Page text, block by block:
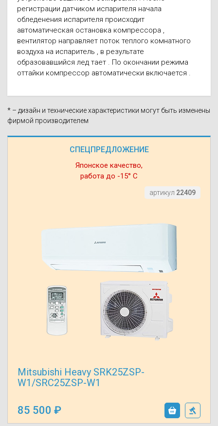
СПЕЦПРЕДЛОЖЕНИЕ
Японское качество,
работа до -15° С
артикул 22409
Mitsubishi Heavy SRK25ZSP-
W1/SRC25ZSP-W1
85 500
регистрации датчиком испарителя начала
обледенения испарителя происходит
автоматическая остановка компрессора ,
вентилятор направляет поток теплого комнатного
воздуха на испаритель , в результате
образовавшийся лед тает . По окончании режима
оттайки компрессор автоматически включается .
* – дизайн и технические характеристики могут быть изменены
фирмой производителем